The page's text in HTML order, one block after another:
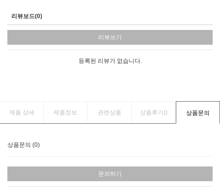
리뷰보드(0)
리뷰쓰기
등록된 리뷰가 없습니다.
제품 상세 제품정보 관련상품 상품후기() 상품문의
상품문의 (0)
문의하기